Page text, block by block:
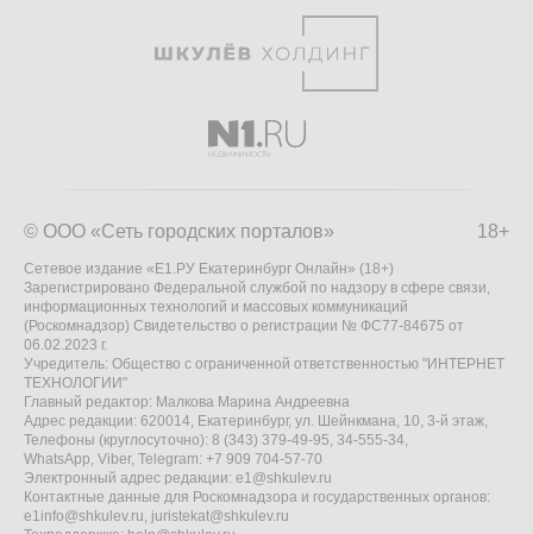
18+
© ООО «Сеть городских порталов»
Сетевое издание «Е1.РУ Екатеринбург Онлайн» (18+)
Зарегистрировано Федеральной службой по надзору в сфере связи,
информационных технологий и массовых коммуникаций
(Роскомнадзор) Свидетельство о регистрации № ФС77-84675 от
06.02.2023 г.
Учредитель: Общество с ограниченной ответственностью "ИНТЕРНЕТ
ТЕХНОЛОГИИ"
Главный редактор: Малкова Марина Андреевна
Адрес редакции: 620014, Екатеринбург, ул. Шейнкмана, 10, 3-й этаж,
Телефоны (круглосуточно): 8 (343) 379-49-95, 34-555-34,
WhatsApp, Viber, Telegram: +7 909 704-57-70
Электронный адрес редакции: e1@shkulev.ru
Контактные данные для Роскомнадзора и государственных органов:
e1info@shkulev.ru, juristekat@shkulev.ru